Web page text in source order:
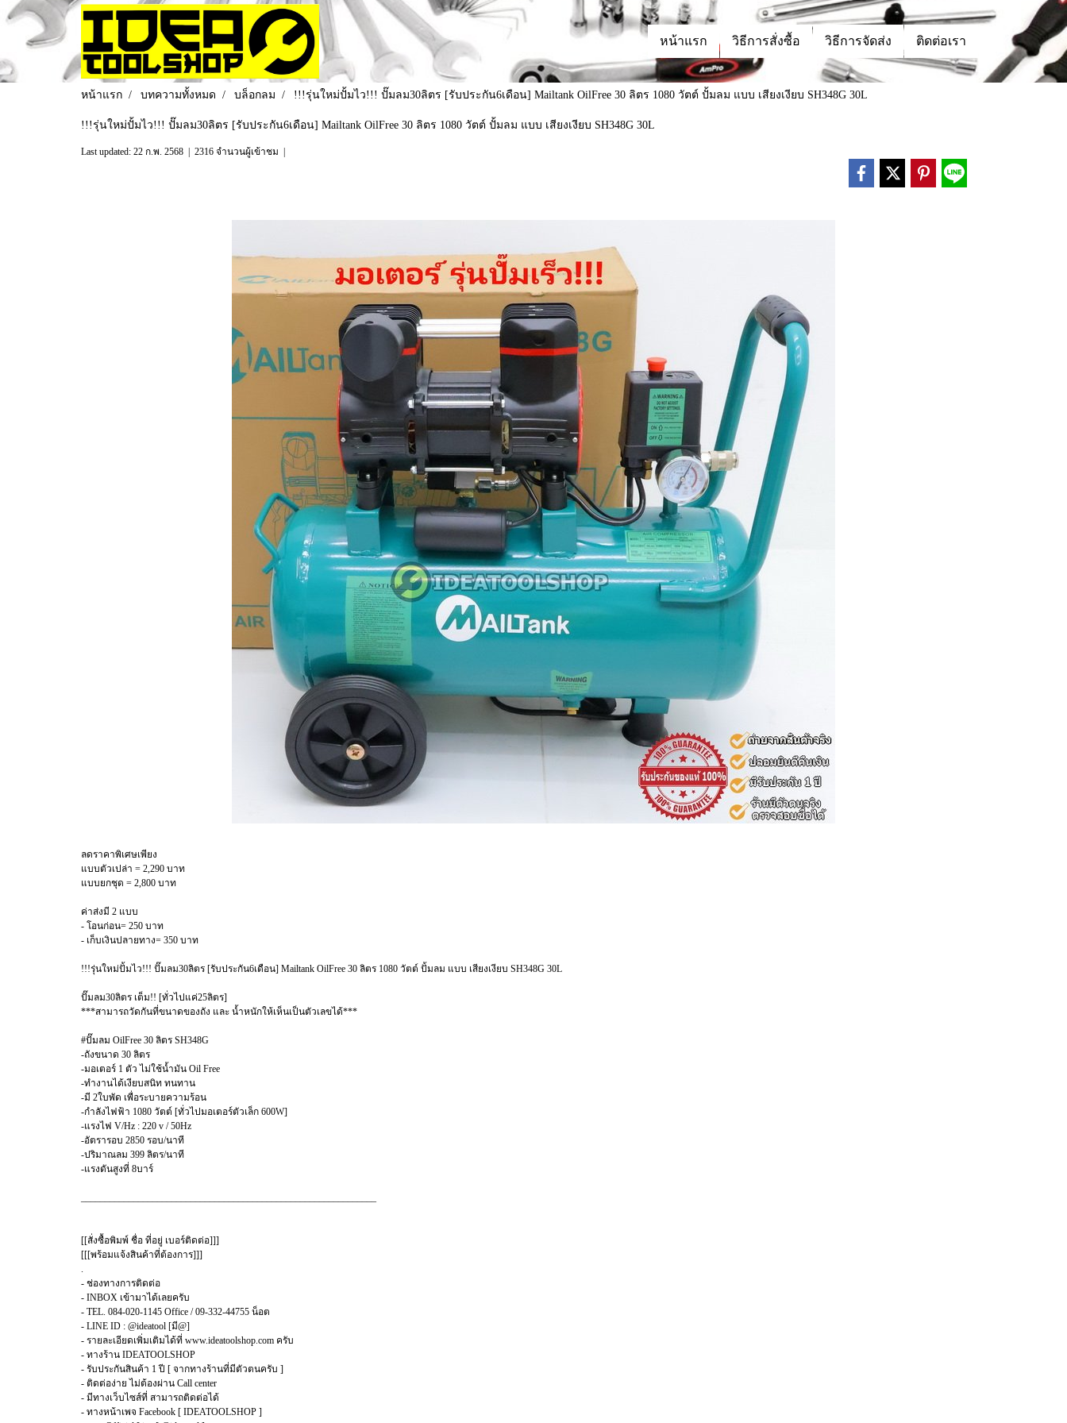
หน้าแรก วิธีการสั่งซื้อ วิธีการจัดส่ง ติดต่อเรา
หน้าแรก บทความทั้งหมด บล็อกลม !!!รุ่นใหม่ปั้มไว!!! ปั๊มลม30ลิตร [รับประกัน6เดือน] Mailtank OilFree 30 ลิตร 1080 วัตต์ ปั้มลม แบบ เสียงเงียบ SH348G 30L
!!!รุ่นใหม่ปั้มไว!!! ปั๊มลม30ลิตร [รับประกัน6เดือน] Mailtank OilFree 30 ลิตร 1080 วัตต์ ปั้มลม แบบ เสียงเงียบ SH348G 30L
Last updated: 22 ก.พ. 2568 2316 จำนวนผู้เข้าชม
ลดราคาพิเศษเพียง
แบบตัวเปล่า = 2,290 บาท
แบบยกชุด = 2,800 บาท
ค่าส่งมี 2 แบบ
- โอนก่อน= 250 บาท
- เก็บเงินปลายทาง= 350 บาท
!!!รุ่นใหม่ปั้มไว!!! ปั๊มลม30ลิตร [รับประกัน6เดือน] Mailtank OilFree 30 ลิตร 1080 วัตต์ ปั้มลม แบบ เสียงเงียบ SH348G 30L
ปั๊มลม30ลิตร เต็ม!! [ทั่วไปแค่25ลิตร]
***สามารถวัดกันที่ขนาดของถัง และ น้ำหนักให้เห็นเป็นตัวเลขได้***
#ปั๊มลม OilFree 30 ลิตร SH348G
-ถังขนาด 30 ลิตร
-มอเตอร์ 1 ตัว ไม่ใช้น้ำมัน Oil Free
-ทำงานได้เงียบสนิท ทนทาน
-มี 2ใบพัด เพื่อระบายความร้อน
-กำลังไฟฟ้า 1080 วัตต์ [ทั่วไปมอเตอร์ตัวเล็ก 600W]
-แรงไฟ V/Hz : 220 v / 50Hz
-อัตรารอบ 2850 รอบ/นาที
-ปริมาณลม 399 ลิตร/นาที
-แรงดันสูงที่ 8บาร์
[[สั่งซื้อพิมพ์ ชื่อ ที่อยู่ เบอร์ติดต่อ]]]
[[[พร้อมแจ้งสินค้าที่ต้องการ]]]
- ช่องทางการติดต่อ
- INBOX เข้ามาได้เลยครับ
- TEL. 084-020-1145 Office / 09-332-44755 น็อต
- LINE ID : @ideatool [มี@]
- รายละเอียดเพิ่มเติมได้ที่ www.ideatoolshop.com ครับ
- ทางร้าน IDEATOOLSHOP
- รับประกันสินค้า 1 ปี [ จากทางร้านที่มีตัวตนครับ ]
- ติดต่อง่าย ไม่ต้องผ่าน Call center
- มีทางเว็บไซส์ที่ สามารถติดต่อได้
- ทางหน้าเพจ Facebook [ IDEATOOLSHOP ]